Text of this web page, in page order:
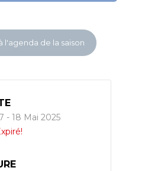
l'agenda de la saison
- 18 Mai 2025